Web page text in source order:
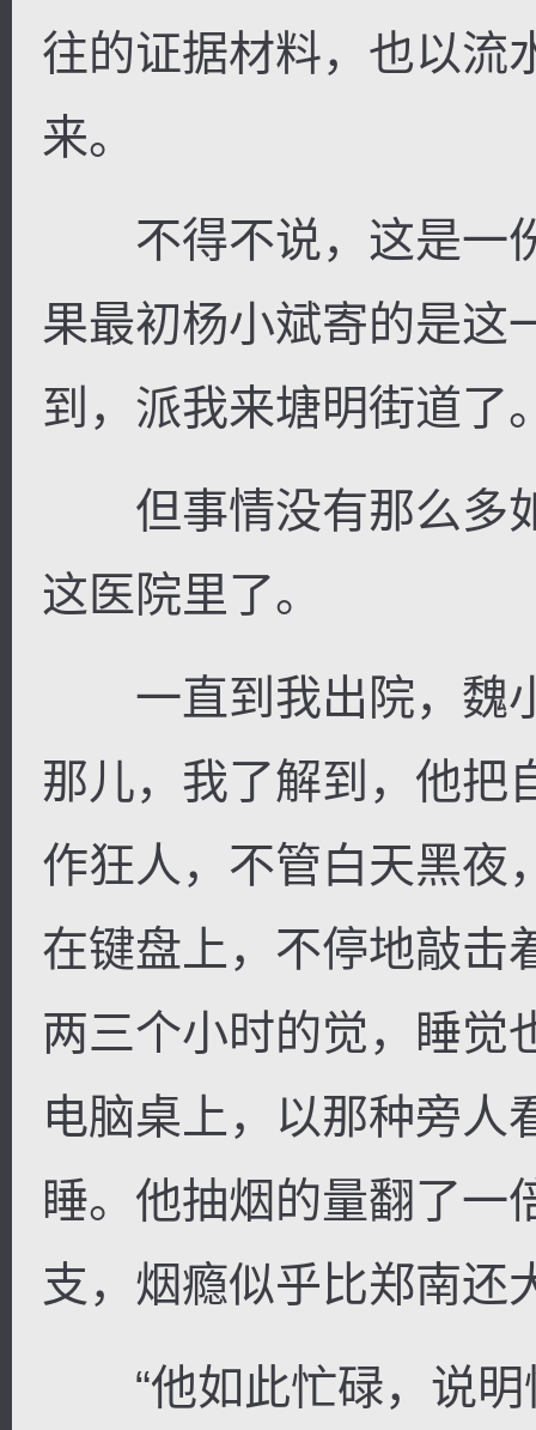
往的证据材料，也以流
来。
不得不说，这是一
果最初杨小斌寄的是这
到，派我来塘明街道了
但事情没有那么多
这医院里了。
一直到我出院，魏
那儿，我了解到，他把
作狂人，不管白天黑夜
在键盘上，不停地敲击
两三个小时的觉，睡觉
电脑桌上，以那种旁人
睡。他抽烟的量翻了一
支，烟瘾似乎比郑南还
“他如此忙碌，说明